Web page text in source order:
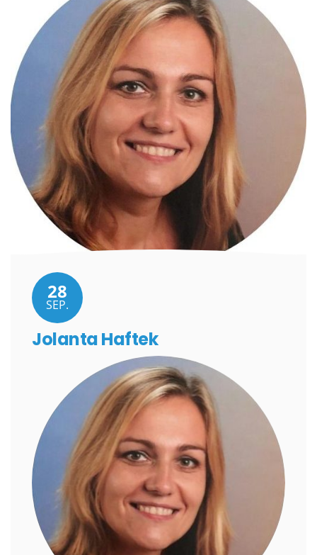
28
SEP.
Jolanta Haftek